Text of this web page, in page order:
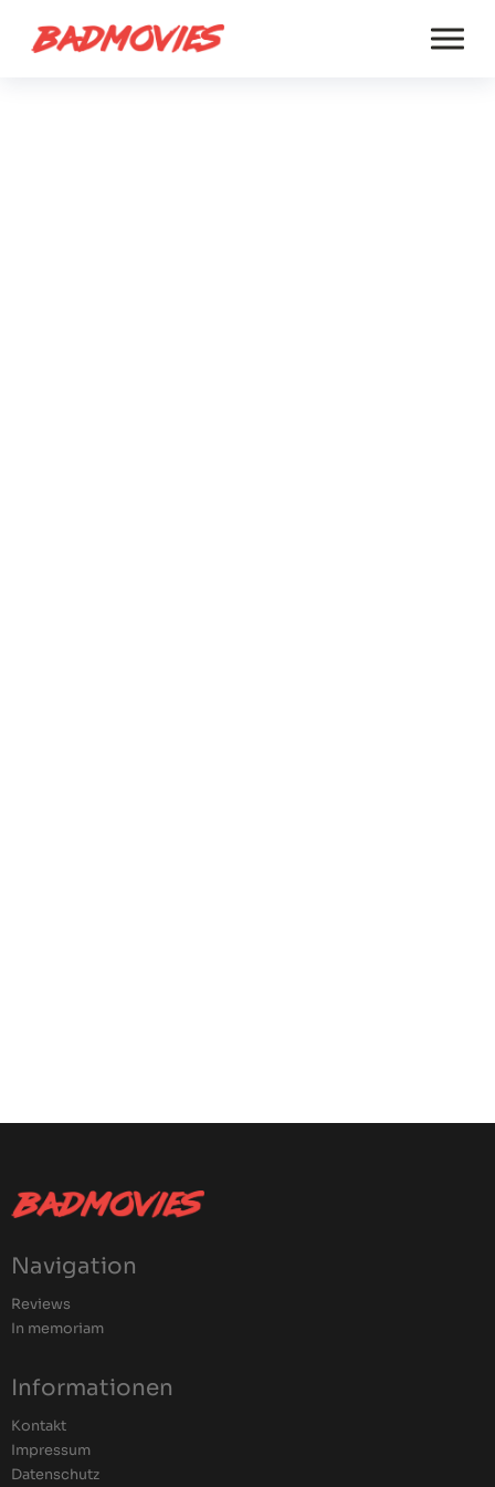
Navigation
Reviews
In memoriam
Informationen
Kontakt
Impressum
Datenschutz